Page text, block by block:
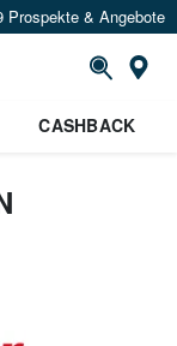
Prospekte & Angebote
CASHBACK